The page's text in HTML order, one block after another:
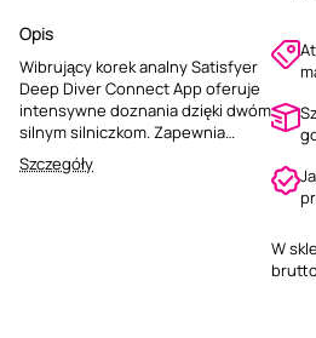
Opis
Wibrujący korek analny Satisfyer
Deep Diver Connect App oferuje
intensywne doznania dzięki dwóm
silnym silniczkom. Zapewnia
bezpieczną zabawę dzięki
szerokiej podstawie i jest w pełni
Szczegóły
W